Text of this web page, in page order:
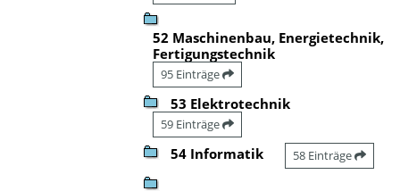
52 Maschinenbau, Energietechnik,
Fertigungstechnik
95 Einträge
53 Elektrotechnik
59 Einträge
54 Informatik 58 Einträge